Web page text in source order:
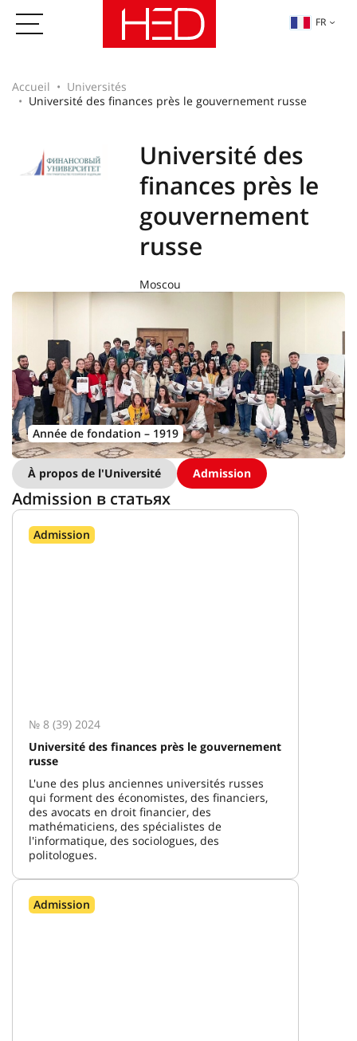
FR
Accueil
Universités
Université des finances près le gouvernement russe
Université des
finances près le
gouvernement
russe
Moscou
Année de fondation – 1919
À propos de l'Université Admission
Admission в статьях
Admission
№ 8 (39) 2024
Université des finances près le gouvernement
russe
L'une des plus anciennes universités russes
qui forment des économistes, des financiers,
des avocats en droit financier, des
mathématiciens, des spécialistes de
l'informatique, des sociologues, des
politologues.
Admission